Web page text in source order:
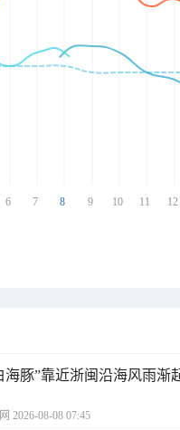
6 7 8 9 10 11 12
海豚”靠近浙闽沿海风雨渐
2026-08-08 07:45